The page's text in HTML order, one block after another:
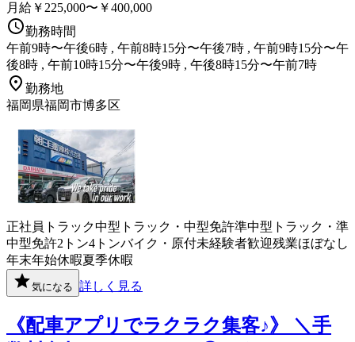
月給￥225,000〜￥400,000
勤務時間
午前9時〜午後6時 , 午前8時15分〜午後7時 , 午前9時15分〜午
後8時 , 午前10時15分〜午後9時 , 午後8時15分〜午前7時
勤務地
福岡県福岡市博多区
正社員 トラック中型トラック・中型免許準中型トラック・準
中型免許2トン4トンバイク・原付未経験者歓迎残業ほぼなし
年末年始休暇夏季休暇
気になる 詳しく見る
《配車アプリでラクラク集客♪》 ＼手